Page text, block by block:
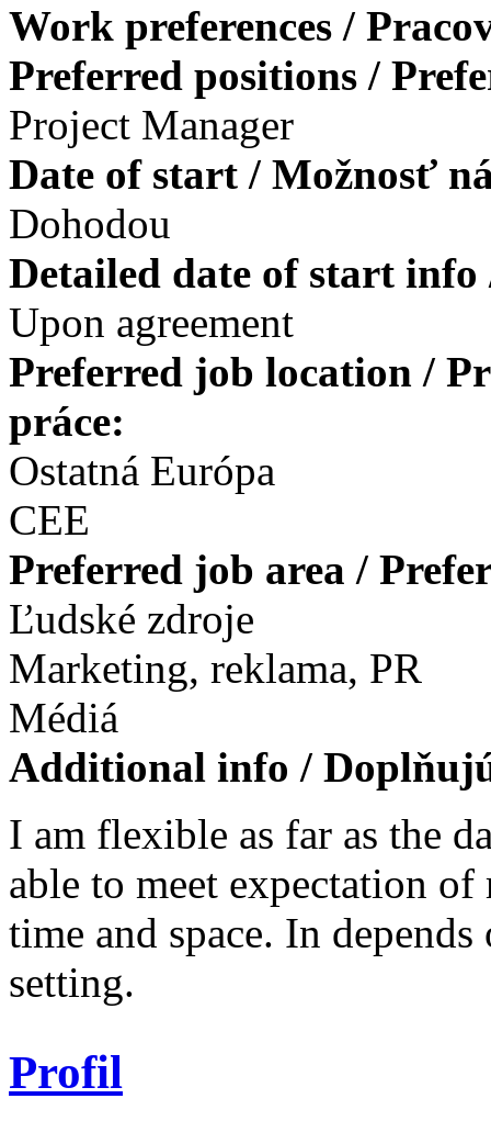
Work preferences /
Preferred positions /
Project Manager
Date of start / Možnosť
Dohodou
Detailed date of start
Upon agreement
Preferred job location /
práce:
Ostatná Európa
CEE
Preferred job area /
Ľudské zdroje
Marketing, reklama, PR
Médiá
Additional info /
I am flexible as far as the
able to meet expectation
time and space. In
setting.
Profil